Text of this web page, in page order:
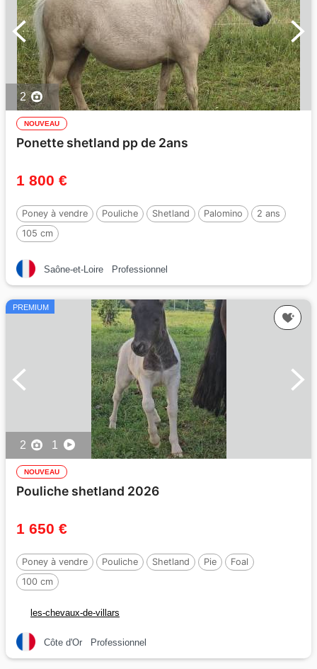
2
NOUVEAU
Ponette shetland pp de 2ans
1 800 €
Poney à vendre Pouliche Shetland Palomino
2 ans
105 cm
Saône-et-Loire Professionnel
PREMIUM
2 1
NOUVEAU
Pouliche shetland 2026
1 650 €
Poney à vendre Pouliche Shetland Pie
Foal
100 cm
les-chevaux-de-villars
Côte d'Or Professionnel